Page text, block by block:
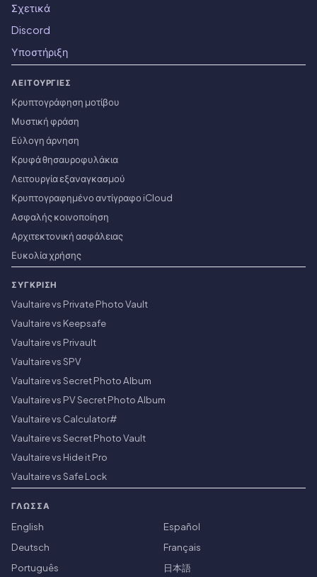
Σχετικά
Discord
Υποστήριξη
ΛΕΙΤΟΥΡΓΊΕΣ
Κρυπτογράφηση μοτίβου
Μυστική φράση
Εύλογη άρνηση
Κρυφά θησαυροφυλάκια
Λειτουργία εξαναγκασμού
Κρυπτογραφημένο αντίγραφο iCloud
Ασφαλής κοινοποίηση
Αρχιτεκτονική ασφάλειας
Ευκολία χρήσης
ΣΎΓΚΡΙΣΗ
Vaultaire vs Private Photo Vault
Vaultaire vs Keepsafe
Vaultaire vs Privault
Vaultaire vs SPV
Vaultaire vs Secret Photo Album
Vaultaire vs PV Secret Photo Album
Vaultaire vs Calculator#
Vaultaire vs Secret Photo Vault
Vaultaire vs Hide it Pro
Vaultaire vs Safe Lock
ΓΛΏΣΣΑ
English
Español
Deutsch
Français
Português
日本語